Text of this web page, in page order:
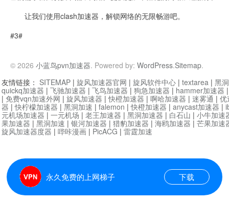
让我们使用clash加速器，解锁网络的无限畅游吧。
#3#
© 2026 小蓝鸟pvn加速器. Powered by: WordPress.Sitemap.
永久免费的上网梯子 下载
友情链接： SITEMAP | 旋风加速器官网 | 旋风软件中心 | textarea | 黑
quickq加速器 | 飞驰加速器 | 飞鸟加速器 | 狗急加速器 | hammer加速器
| 免费vqn加速外网 | 旋风加速器 |快橙加速器 | 啊哈加速器 | 迷雾通 | 优
器 |快柠檬加速器 | 黑洞加速 | falemon |快橙加速器 | anycast加速器 |
元机场加速器 | 一元机场 | 老王加速器 | 黑洞加速器 | 白石山 | 小牛加速
果加速器 | 黑洞加速 | 银河加速器 | 猎豹加速器 | 海鸥加速器 | 芒果加速
旋风加速器度器 | 哔咔漫画 | PicACG | 雷霆加速